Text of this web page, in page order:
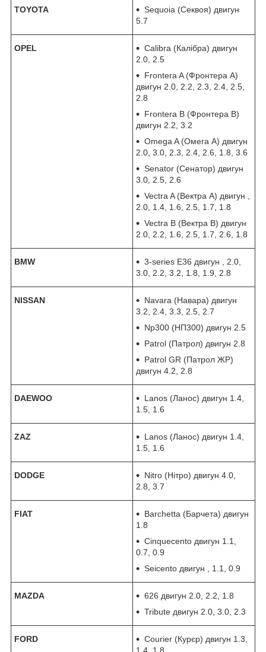
TOYOTA
Sequoia (Секвоя) двигун
5.7
OPEL
Calibra (Калібра) двигун
2.0, 2.5
Frontera A (Фронтера А)
двигун 2.0, 2.2, 2.3, 2.4, 2.5,
2.8
Frontera B (Фронтера В)
двигун 2.2, 3.2
Omega A (Омега А) двигун
2.0, 3.0, 2.3, 2.4, 2.6, 1.8, 3.6
Senator (Сенатор) двигун
3.0, 2.5, 2.6
Vectra A (Вектра А) двигун ,
2.0, 1.4, 1.6, 2.5, 1.7, 1.8
Vectra B (Вектра В) двигун
2.0, 2.2, 1.6, 2.5, 1.7, 2.6, 1.8
BMW
3-series E36 двигун , 2.0,
3.0, 2.2, 3.2, 1.8, 1.9, 2.8
NISSAN
Navara (Навара) двигун
3.2, 2.4, 3.3, 2.5, 2.7
Np300 (НП300) двигун 2.5
Patrol (Патрол) двигун 2.8
Patrol GR (Патрол ЖР)
двигун 4.2, 2.8
DAEWOO
Lanos (Ланос) двигун 1.4,
1.5, 1.6
ZAZ
Lanos (Ланос) двигун 1.4,
1.5, 1.6
DODGE
Nitro (Нітро) двигун 4.0,
2.8, 3.7
FIAT
Barchetta (Барчета) двигун
1.8
Cinquecento двигун 1.1,
0.7, 0.9
Seicento двигун , 1.1, 0.9
MAZDA
626 двигун 2.0, 2.2, 1.8
Tribute двигун 2.0, 3.0, 2.3
FORD
Courier (Курєр) двигун 1.3,